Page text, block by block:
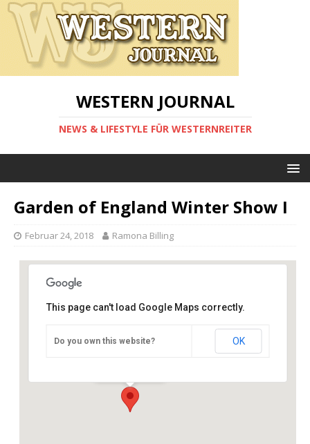
WESTERN JOURNAL
NEWS & LIFESTYLE FÜR WESTERNREITER
Garden of England Winter Show I
Februar 24, 2018 Ramona Billing
Bodiam
This page can't load Google Maps correctly.
Do you own this website? OK